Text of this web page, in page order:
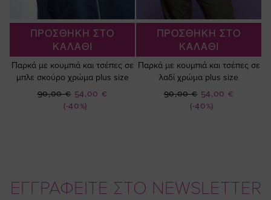
ΠΡΟΣΘΗΚΗ ΣΤΟ
ΚΑΛΑΘΙ
Παρκά με κουμπιά και τσέπες σε
μπλε σκούρο χρώμα plus size
(-40%)
Ειδική
Τιμή
54,00 €
90,00 €
ΠΡΟΣΘΗΚΗ ΣΤΟ
ΚΑΛΑΘΙ
Παρκά με κουμπιά και τσέπες σε
λαδί χρώμα plus size
(-40%)
Ειδική
Τιμή
54,00 €
90,00 €
ΕΓΓΡΑΦΕΙΤΕ ΣΤΟ NEWSLETTER